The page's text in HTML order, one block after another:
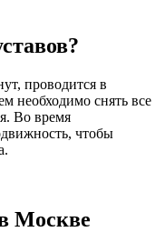
проводится в
необходимо снять все
Во время
чтобы
Москве